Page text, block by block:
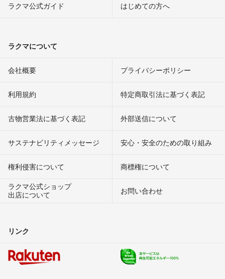
ラクマ公式ガイド はじめての方へ
ラクマについて
会社概要 プライバシーポリシー
利用規約 特定商取引法に基づく表記
古物営業法に基づく表記 外部送信について
サステナビリティメッセージ 安心・安全のための取り組み
権利侵害について
商標権について
ラクマ公式ショップ
出店について
お問い合わせ
リンク